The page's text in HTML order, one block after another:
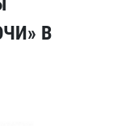
В